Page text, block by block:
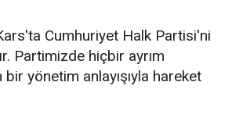
Cumhuriyet Halk Partisi'ni
Partimizde hiçbir ayrım
yönetim anlayışıyla hareket